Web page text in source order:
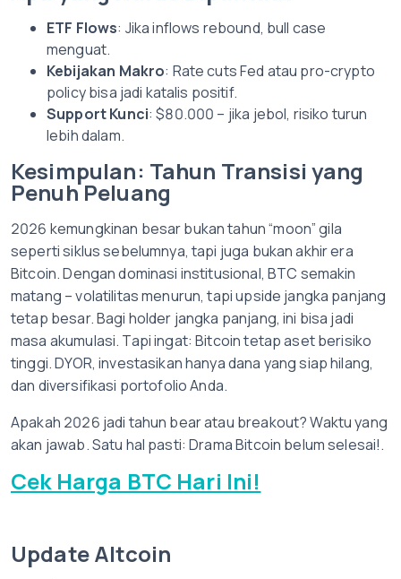
ETF Flows: Jika inflows rebound, bull case
menguat.
Kebijakan Makro: Rate cuts Fed atau pro-crypto
policy bisa jadi katalis positif.
Support Kunci: $80.000 – jika jebol, risiko turun
lebih dalam.
Kesimpulan: Tahun Transisi yang
Penuh Peluang
2026 kemungkinan besar bukan tahun “moon” gila
seperti siklus sebelumnya, tapi juga bukan akhir era
Bitcoin. Dengan dominasi institusional, BTC semakin
matang – volatilitas menurun, tapi upside jangka panjang
tetap besar. Bagi holder jangka panjang, ini bisa jadi
masa akumulasi. Tapi ingat: Bitcoin tetap aset berisiko
tinggi. DYOR, investasikan hanya dana yang siap hilang,
dan diversifikasi portofolio Anda.
Apakah 2026 jadi tahun bear atau breakout? Waktu yang
akan jawab. Satu hal pasti: Drama Bitcoin belum selesai!.
Cek Harga BTC Hari Ini!
Update Altcoin